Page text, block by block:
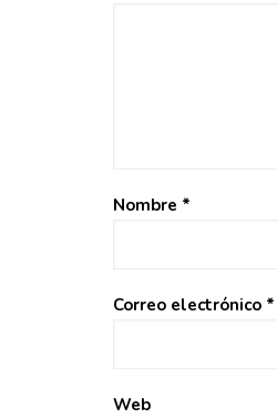
Nombre *
Correo electrónico *
Web